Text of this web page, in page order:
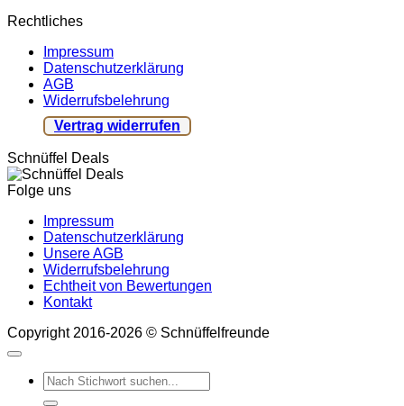
Rechtliches
Impressum
Datenschutzerklärung
AGB
Widerrufsbelehrung
Vertrag widerrufen
Schnüffel Deals
Folge uns
Impressum
Datenschutzerklärung
Unsere AGB
Widerrufsbelehrung
Echtheit von Bewertungen
Kontakt
Copyright 2016-2026 © Schnüffelfreunde
Suchen
nach: